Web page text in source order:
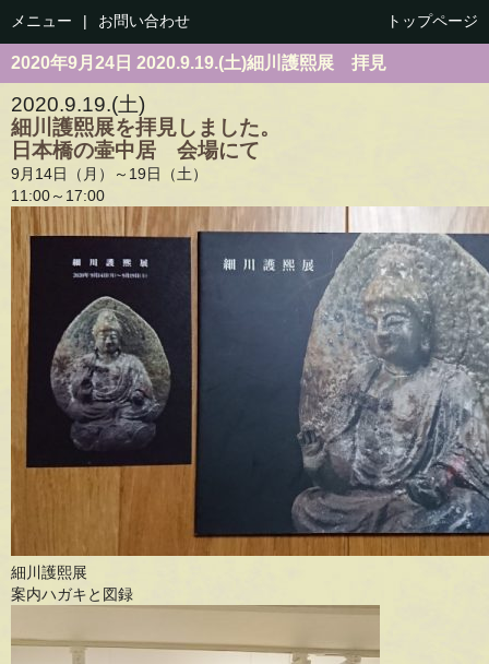
メニュー | お問い合わせ トップページ
2020年9月24日 2020.9.19.(土)細川護熙展 拝見
2020.9.19.(土)
細川護熙展を拝見しました。
日本橋の壷中居 会場にて
9月14日（月）～19日（土）
11:00～17:00
細川護熙展
案内ハガキと図録